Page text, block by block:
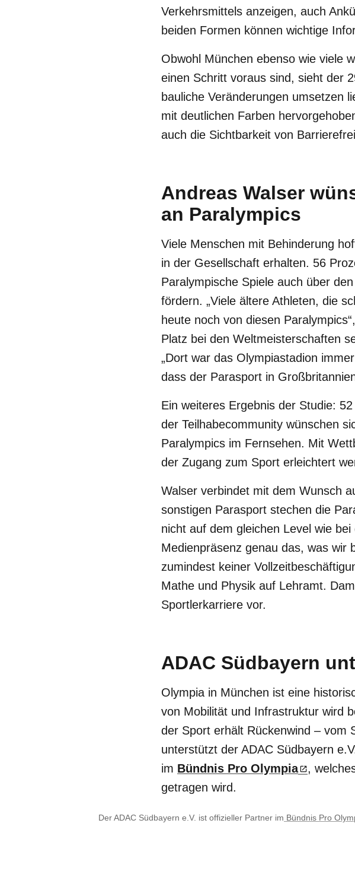
Verkehrsmittels anzeigen, auch
beiden Formen können wichtige
Obwohl München ebenso wie viele
einen Schritt voraus sind, sieht der
bauliche Veränderungen umsetzen
mit deutlichen Farben
auch die Sichtbarkeit von
Andreas Walser
an Paralympics
Viele Menschen mit Behinderung
in der Gesellschaft erhalten. 56
Paralympische Spiele auch über
fördern. „Viele ältere Athleten, die
heute noch von diesen
Platz bei den Weltmeisterschaften
„Dort war das Olympiastadion
dass der Parasport in
Ein weiteres Ergebnis der Studie:
der Teilhabecommunity wünschen
Paralympics im Fernsehen. Mit
der Zugang zum Sport erleichtert
Walser verbindet mit dem Wunsch
sonstigen Parasport stechen die
nicht auf dem gleichen Level wie
Medienpräsenz genau das, was wir
zumindest keiner
Mathe und Physik auf Lehramt.
Sportlerkarriere vor.
ADAC Südbayern
Olympia in München ist eine
von Mobilität und Infrastruktur wird
der Sport erhält Rückenwind – vom
unterstützt der ADAC Südbayern
im Bündnis Pro Olympia
,
getragen wird.
Der ADAC Südbayern e.V. ist offizieller Partner im Bündnis Pro